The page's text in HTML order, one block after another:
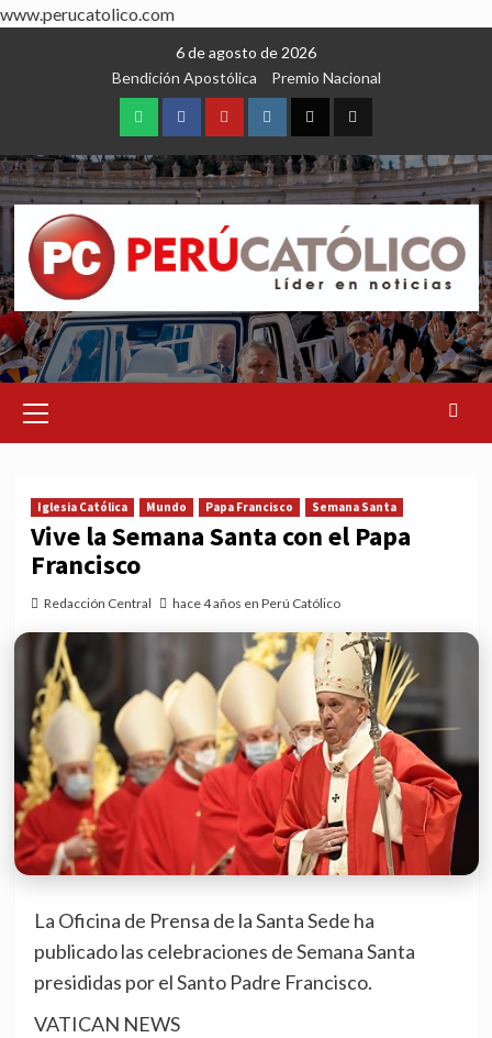
www.perucatolico.com
6 de agosto de 2026
Bendición Apostólica
Premio Nacional
WhatsAppFacebookYoutubeInstagram
X TikTok
Menu
Iglesia Católica Mundo Papa Francisco Semana Santa
Vive la Semana Santa con el Papa
Francisco
Redacción Central hace 4 años en Perú Católico
La Oficina de Prensa de la Santa Sede ha
publicado las celebraciones de Semana Santa
presididas por el Santo Padre Francisco.
VATICAN NEWS